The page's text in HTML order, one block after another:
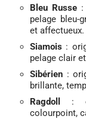
Bleu Russe:
pelage bleu-
et affectueux.
Siamois :
pelage clair
Sibérien :
brillante,
Ragdoll
:
colourpoint,